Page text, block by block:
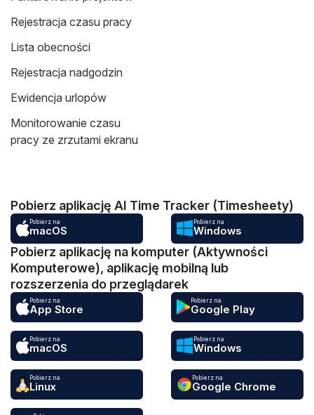
Rejestracja czasu pracy
Lista obecności
Rejestracja nadgodzin
Ewidencja urlopów
Monitorowanie czasu
pracy ze zrzutami ekranu
Pobierz aplikację AI Time Tracker (Timesheety)
Pobierz na
macOS
Pobierz na
Windows
Pobierz aplikację na komputer (Aktywności
Komputerowe), aplikację mobilną lub
rozszerzenia do przeglądarek
Pobierz na
App Store
Pobierz na
Google Play
Pobierz na
macOS
Pobierz na
Windows
Pobierz na
Linux
Pobierz na
Google Chrome